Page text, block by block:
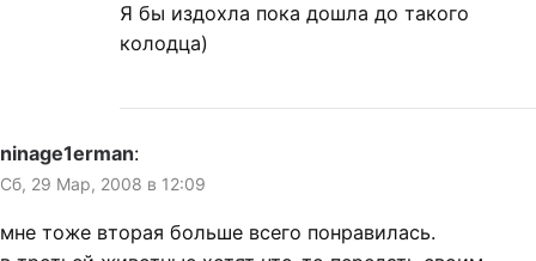
Я бы издохла пока дошла до такого
колодца)
ninage1erman:
Сб, 29 Мар, 2008 в 12:09
мне тоже вторая больше всего понравилась.